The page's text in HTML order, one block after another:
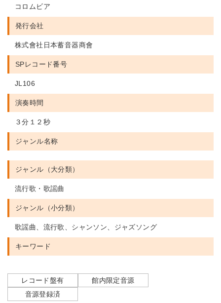
コロムビア
発行会社
株式會社日本蓄音器商會
SPレコード番号
JL106
演奏時間
３分１２秒
ジャンル名称
ジャンル（大分類）
流行歌・歌謡曲
ジャンル（小分類）
歌謡曲、流行歌、シャンソン、ジャズソング
キーワード
レコード盤有
館内限定音源
音源登録済